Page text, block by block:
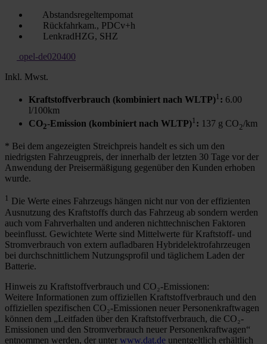
Abstandsregeltempomat
Rückfahrkam., PDCv+h
LenkradHZG, SHZ
opel-de020400
Inkl. Mwst.
Kraftstoffverbrauch (kombiniert nach WLTP)1 : 6.00
l/100km
CO2-Emission (kombiniert nach WLTP)1 : 137 g CO2/km
* Bei dem angezeigten Streichpreis handelt es sich um den
niedrigsten Fahrzeugpreis, der innerhalb der letzten 30 Tage vor der
Anwendung der Preisermäßigung gegenüber den Kunden erhoben
wurde.
1 Die Werte eines Fahrzeugs hängen nicht nur von der effizienten
Ausnutzung des Kraftstoffs durch das Fahrzeug ab sondern werden
auch vom Fahrverhalten und anderen nichttechnischen Faktoren
beeinflusst. Gewichtete Werte sind Mittelwerte für Kraftstoff- und
Stromverbrauch von extern aufladbaren Hybridelektrofahrzeugen
bei durchschnittlichem Nutzungsprofil und täglichem Laden der
Batterie.
Hinweis zu Kraftstoffverbrauch und CO₂-Emissionen:
Weitere Informationen zum offiziellen Kraftstoffverbrauch und den
offiziellen spezifischen CO₂-Emissionen neuer Personenkraftwagen
können dem „Leitfaden über den Kraftstoffverbrauch, die CO₂-
Emissionen und den Stromverbrauch neuer Personenkraftwagen“
entnommen werden, der unter www.dat.de unentgeltlich erhältlich